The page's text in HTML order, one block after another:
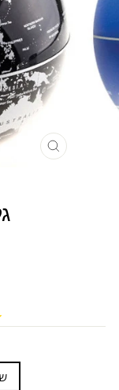
סגירה